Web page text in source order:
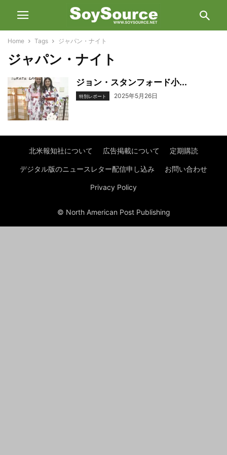
Home Tags ジャパン・ナイト
ジャパン・ナイト
ジョン・スタンフォード小...
特別レポート 2025年5月26日
北米報知社について 広告掲載について 定期購読
デジタル版のニュースレター配信申し込み お問い合わせ
Privacy Policy
© North American Post Publishing